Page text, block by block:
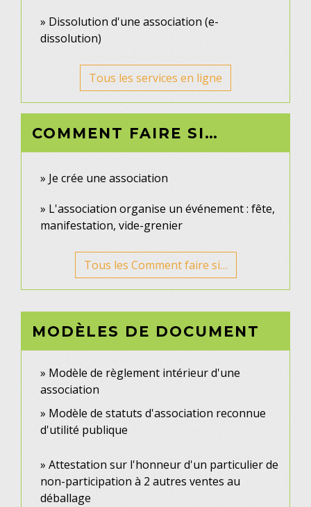
Dissolution d'une association (e-
dissolution)
Tous les services en ligne
COMMENT FAIRE SI…
Je crée une association
L'association organise un événement : fête,
manifestation, vide-grenier
Tous les Comment faire si…
MODÈLES DE DOCUMENT
Modèle de règlement intérieur d'une
association
Modèle de statuts d'association reconnue
d'utilité publique
Attestation sur l'honneur d'un particulier de
non-participation à 2 autres ventes au
déballage